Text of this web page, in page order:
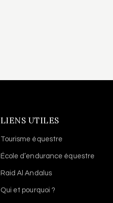
LIENS UTILES
Tourisme équestre
École d’endurance équestre
Raid Al Andalus
Qui et pourquoi ?